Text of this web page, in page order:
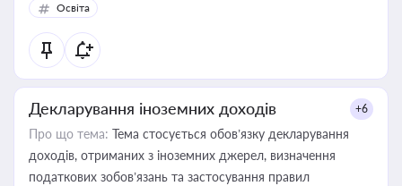
Освіта
Декларування іноземних доходів +6
Про що тема: Тема стосується обов’язку декларування
доходів, отриманих з іноземних джерел, визначення
податкових зобов’язань та застосування правил